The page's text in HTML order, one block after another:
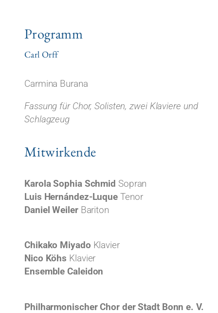
Programm
Carl Orff
Carmina Burana
Fassung für Chor, Solisten, zwei Klaviere und
Schlagzeug
Mitwirkende
Karola Sophia Schmid Sopran
Luis Hernández-Luque Tenor
Daniel WeilerBariton
Chikako Miyado Klavier
Nico Köhs Klavier
Ensemble Caleidon
Philharmonischer Chor der Stadt Bonn e. V.